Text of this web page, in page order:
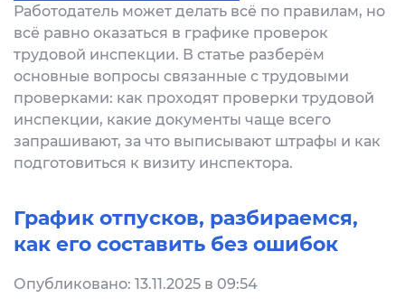
Работодатель может делать всё по правилам, но
всё равно оказаться в графике проверок
трудовой инспекции. В статье разберём
основные вопросы связанные с трудовыми
проверками: как проходят проверки трудовой
инспекции, какие документы чаще всего
запрашивают, за что выписывают штрафы и как
подготовиться к визиту инспектора.
График отпусков, разбираемся,
как его составить без ошибок
Опубликовано: 13.11.2025 в 09:54